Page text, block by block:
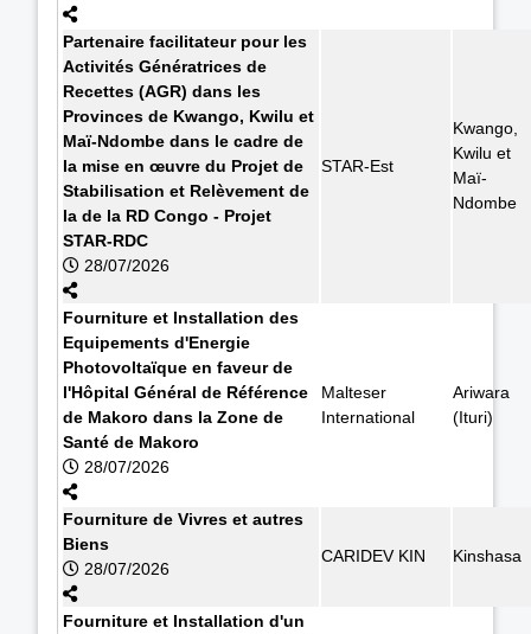
Partenaire facilitateur pour les
Activités Génératrices de
Recettes (AGR) dans les
Provinces de Kwango, Kwilu et
Maï-Ndombe dans le cadre de
la mise en œuvre du Projet de
Stabilisation et Relèvement de
la de la RD Congo - Projet
STAR-RDC
28/07/2026
STAR-Est
Kwango,
Kwilu et
Maï-
Ndombe
Fourniture et Installation des
Equipements d'Energie
Photovoltaïque en faveur de
l'Hôpital Général de Référence
de Makoro dans la Zone de
Santé de Makoro
28/07/2026
Malteser
International
Ariwara
(Ituri)
Fourniture de Vivres et autres
Biens
28/07/2026
CARIDEV KIN Kinshasa
Fourniture et Installation d'un